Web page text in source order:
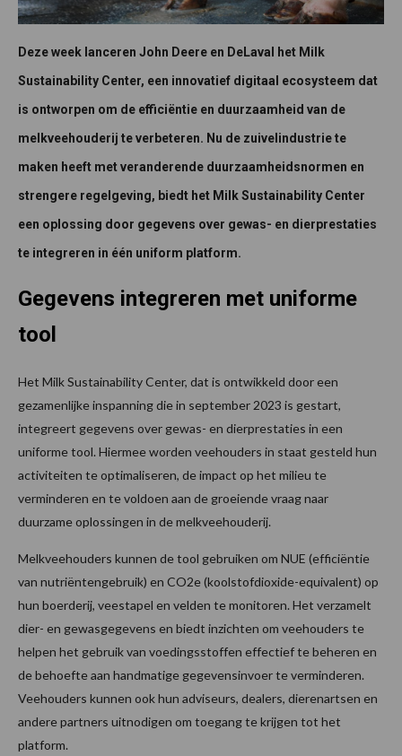
Deze week lanceren John Deere en DeLaval het Milk
Sustainability Center, een innovatief digitaal ecosysteem dat
is ontworpen om de efficiëntie en duurzaamheid van de
melkveehouderij te verbeteren. Nu de zuivelindustrie te
maken heeft met veranderende duurzaamheidsnormen en
strengere regelgeving, biedt het Milk Sustainability Center
een oplossing door gegevens over gewas- en dierprestaties
te integreren in één uniform platform.
Gegevens integreren met uniforme
tool
Het Milk Sustainability Center, dat is ontwikkeld door een
gezamenlijke inspanning die in september 2023 is gestart,
integreert gegevens over gewas- en dierprestaties in een
uniforme tool. Hiermee worden veehouders in staat gesteld hun
activiteiten te optimaliseren, de impact op het milieu te
verminderen en te voldoen aan de groeiende vraag naar
duurzame oplossingen in de melkveehouderij.
Melkveehouders kunnen de tool gebruiken om NUE (efficiëntie
van nutriëntengebruik) en CO2e (koolstofdioxide-equivalent) op
hun boerderij, veestapel en velden te monitoren. Het verzamelt
dier- en gewasgegevens en biedt inzichten om veehouders te
helpen het gebruik van voedingsstoffen effectief te beheren en
de behoefte aan handmatige gegevensinvoer te verminderen.
Veehouders kunnen ook hun adviseurs, dealers, dierenartsen en
andere partners uitnodigen om toegang te krijgen tot het
platform.